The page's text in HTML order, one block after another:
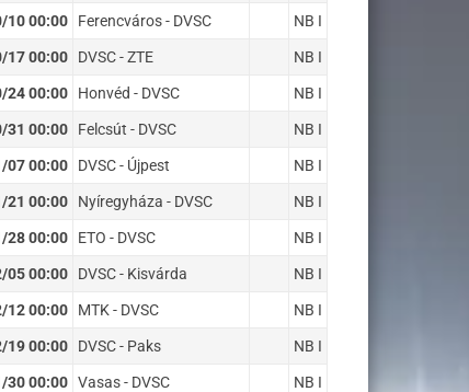
10 00:00 Ferencváros - DVSC NB I
17 00:00 DVSC - ZTE NB I
24 00:00 Honvéd - DVSC NB I
31 00:00 Felcsút - DVSC NB I
07 00:00 DVSC - Újpest NB I
21 00:00 Nyíregyháza - DVSC NB I
28 00:00 ETO - DVSC NB I
05 00:00 DVSC - Kisvárda NB I
12 00:00 MTK - DVSC NB I
19 00:00 DVSC - Paks NB I
30 00:00 Vasas - DVSC NB I